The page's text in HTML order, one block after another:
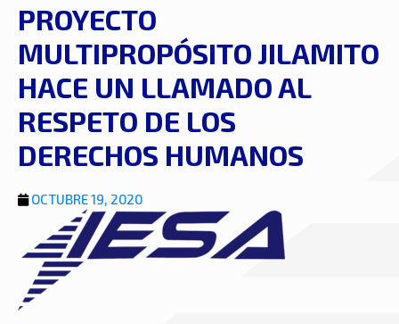
PROYECTO
MULTIPROPÓSITO JILAMITO
HACE UN LLAMADO AL
RESPETO DE LOS
DERECHOS HUMANOS
OCTUBRE 19, 2020